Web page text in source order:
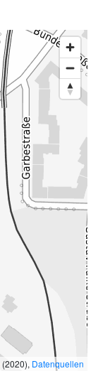
(2020), Datenquellen